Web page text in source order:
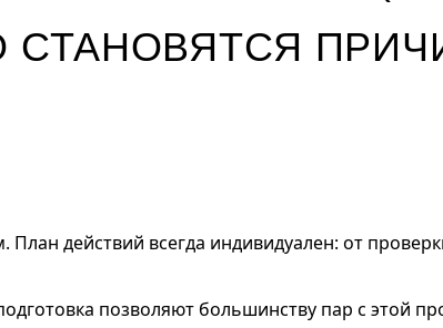
СТАНОВЯТСЯ
действий всегда индивидуален: от
позволяют большинству пар с этой